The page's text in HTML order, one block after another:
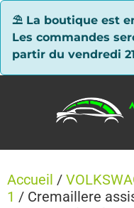
⛱ La boutique est
Les commandes
partir du vendredi
Accueil /
1 / Cremaillere
Panneau de